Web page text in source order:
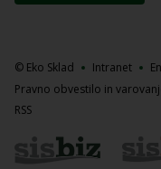
© Eko Sklad Intranet
Pravno obvestilo in
RSS